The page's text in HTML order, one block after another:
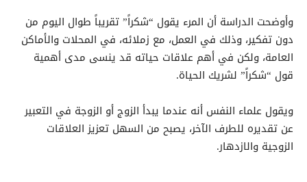
وأوضحت الدراسة أن المرء يقول “شكراً” تقريباً طوال اليوم من
دون تفكير، وذلك في العمل، مع زملائه، في المحلات والأماكن
العامة، ولكن في أهم علاقات حياته قد ينسى مدى أهمية
قول “شكراً” لشريك الحياة.
ويقول علماء النفس أنه عندما يبدأ الزوج أو الزوجة في التعبير
عن تقديره للطرف الآخر، يصبح من السهل تعزيز العلاقات
الزوجية والازدهار.